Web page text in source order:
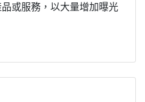
或服務，以大量增加曝光